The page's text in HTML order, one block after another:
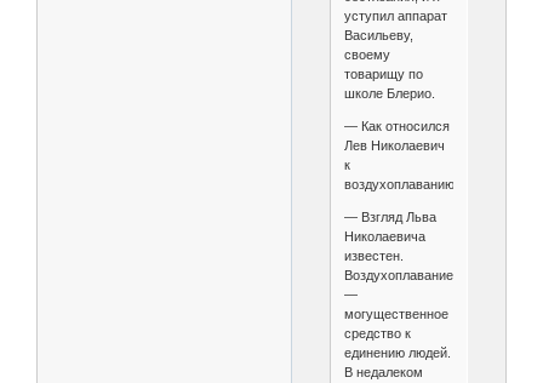
уступил аппарат
Васильеву,
своему
товарищу по
школе Блерио.
— Как относился
Лев Николаевич
к
воздухоплаванию?
— Взгляд Льва
Николаевича
известен.
Воздухоплавание
—
могущественное
средство к
единению людей.
В недалеком